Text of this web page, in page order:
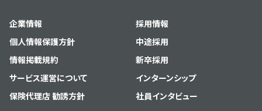
企業情報
個人情報保護方針
情報掲載規約
サービス運営について
保険代理店 勧誘方針
採用情報
中途採用
新卒採用
インターンシップ
社員インタビュー